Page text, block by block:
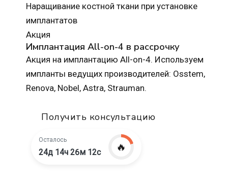
Наращивание костной ткани при установке
имплантатов
Акция
Имплантация All-on-4 в рассрочку
Акция на имплантацию All-on-4. Используем
импланты ведущих производителей: Osstem,
Renova, Nobel, Astra, Strauman.
Получить консультацию
Осталось
24д 14ч 26м 10с 🔥